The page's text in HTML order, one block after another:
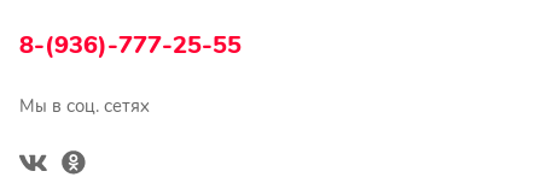
8-(936)-777-25-55
Мы в соц. сетях